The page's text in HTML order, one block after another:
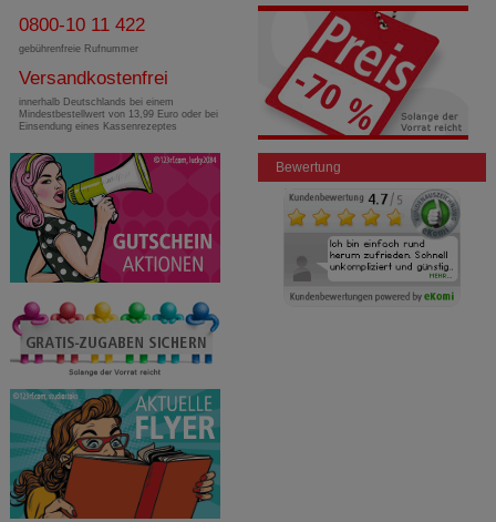
0800-10 11 422
gebührenfreie Rufnummer
Versandkostenfrei
innerhalb Deutschlands bei einem
Mindestbestellwert von 13,99 Euro oder bei
Einsendung eines Kassenrezeptes
Bewertung